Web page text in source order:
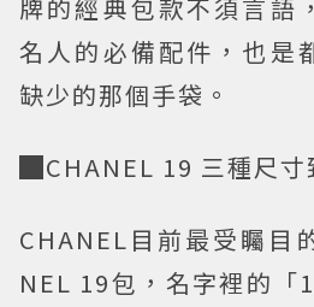
牌的經典包款不須言語
名人的必備配件，也是
缺少的那個手袋。
█CHANEL 19 三種尺寸
CHANEL目前最受矚目
NEL 19包，名字裡的「